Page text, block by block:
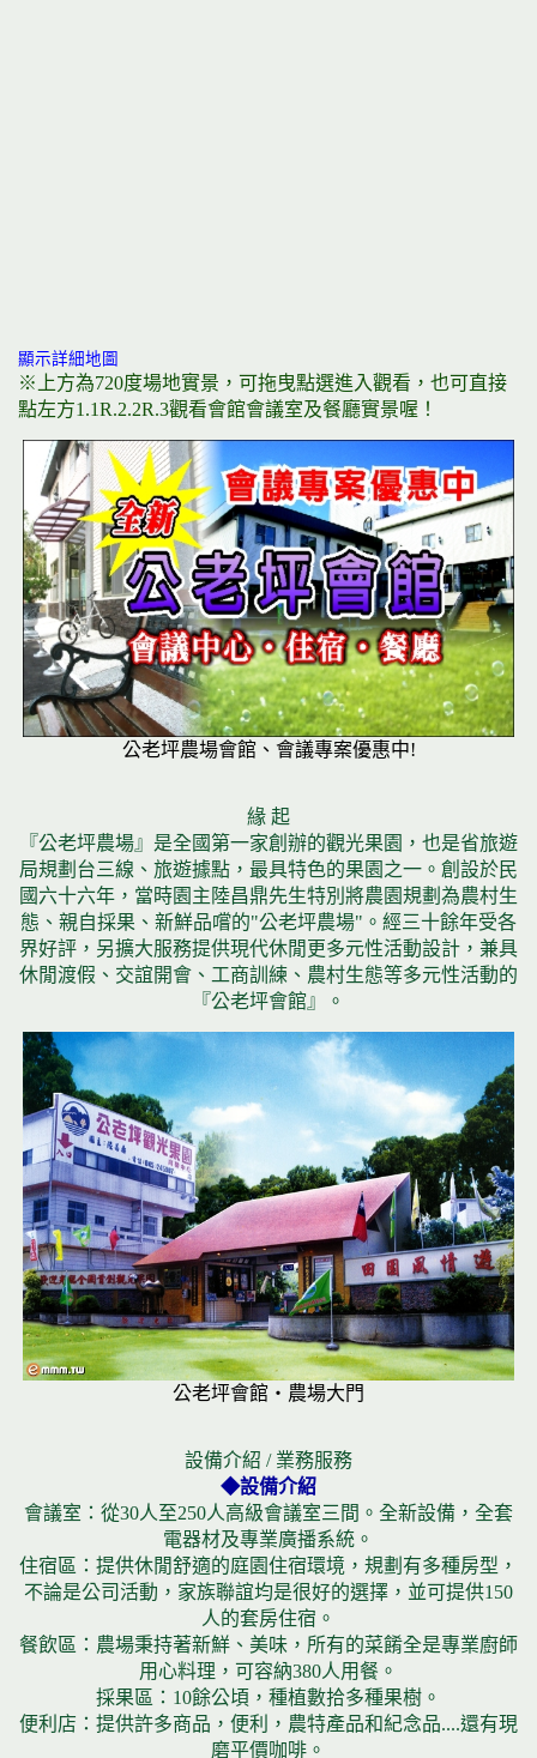
顯示詳細地圖
※上方為720度場地實景，可拖曳點選進入觀看，也可直接
點左方1.1R.2.2R.3觀看會館會議室及餐廳實景喔！
公老坪農場會館、會議專案優惠中!
緣 起
『公老坪農場』是全國第一家創辦的觀光果園，也是省旅遊
局規劃台三線、旅遊據點，最具特色的果園之一。創設於民
國六十六年，當時園主陸昌鼎先生特別將農園規劃為農村生
態、親自採果、新鮮品嚐的"公老坪農場"。經三十餘年受各
界好評，另擴大服務提供現代休閒更多元性活動設計，兼具
休閒渡假、交誼開會、工商訓練、農村生態等多元性活動的
『公老坪會館』。
公老坪會館‧農場大門
設備介紹 / 業務服務
◆設備介紹
會議室：從30人至250人高級會議室三間。全新設備，全套
電器材及專業廣播系統。
住宿區：提供休閒舒適的庭園住宿環境，規劃有多種房型，
不論是公司活動，家族聯誼均是很好的選擇，並可提供150
人的套房住宿。
餐飲區：農場秉持著新鮮、美味，所有的菜餚全是專業廚師
用心料理，可容納380人用餐。
採果區：10餘公頃，種植數拾多種果樹。
便利店：提供許多商品，便利，農特產品和紀念品....還有現
磨平價咖啡。